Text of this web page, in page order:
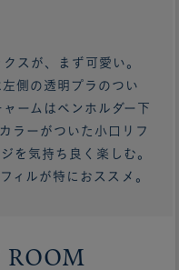
スが、まず可愛い。
側の透明プラのつい
ームはペンホルダー下
ラーがついた小口リフ
を気持ち良く楽しむ。
ィルが特におススメ。
ROOM